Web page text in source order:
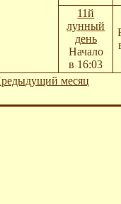
11й
лунный
день
Начало
в 16:03
месяц